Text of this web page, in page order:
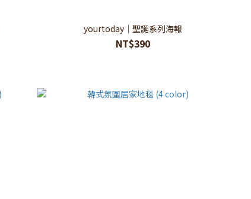
yourtoday｜聖誕系列海報
NT$390